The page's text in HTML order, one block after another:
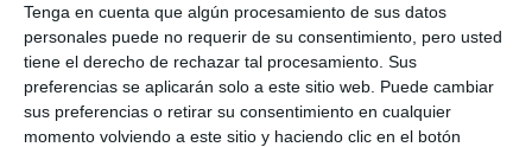
Tenga en cuenta que algún procesamiento de sus datos
personales puede no requerir de su consentimiento, pero usted
tiene el derecho de rechazar tal procesamiento. Sus
preferencias se aplicarán solo a este sitio web. Puede cambiar
sus preferencias o retirar su consentimiento en cualquier
momento volviendo a este sitio y haciendo clic en el botón